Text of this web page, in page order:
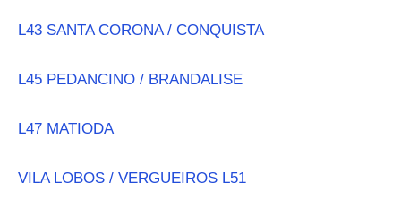
L43 SANTA CORONA / CONQUISTA
L45 PEDANCINO / BRANDALISE
L47 MATIODA
VILA LOBOS / VERGUEIROS L51